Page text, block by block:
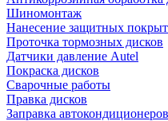
Шиномонтаж
Нанесение защитных
Проточка тормозных дисков
Датчики давление Autel
Покраска дисков
Сварочные работы
Правка дисков
Заправка автокондиционеров